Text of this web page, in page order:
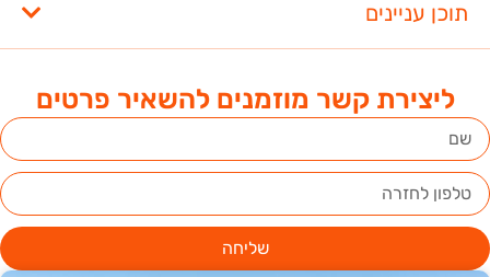
ליצירת קשר מוזמנים להשאיר פרטים
שליחה
תוכן עניינים